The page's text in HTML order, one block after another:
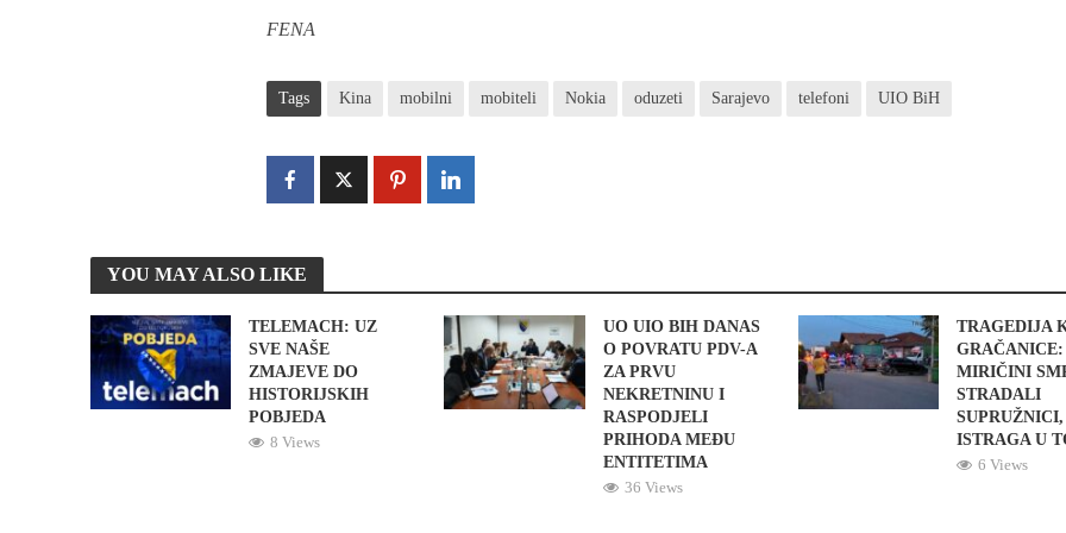
FENA
Tags Kina mobilni mobiteli Nokia oduzeti Sarajevo telefoni UIO BiH
YOU MAY ALSO LIKE
TELEMACH: UZ
SVE NAŠE
ZMAJEVE DO
HISTORIJSKIH
POBJEDA
8 Views
UO UIO BIH DANAS
O POVRATU PDV-A
ZA PRVU
NEKRETNINU I
RASPODJELI
PRIHODA MEĐU
ENTITETIMA
36 Views
TRAGEDIJA
MIRIČINI
STRADALI
SUPRUŽNICI,
ISTRAGA U
6 Views